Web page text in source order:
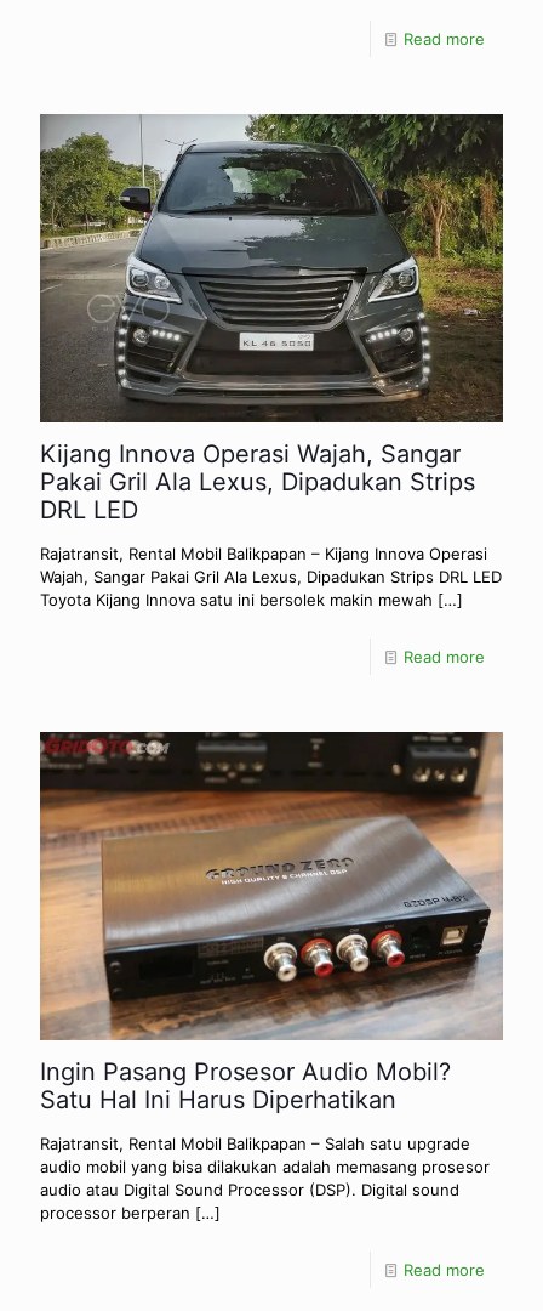
Read more
Kijang Innova Operasi Wajah, Sangar
Pakai Gril Ala Lexus, Dipadukan Strips
DRL LED
Rajatransit, Rental Mobil Balikpapan – Kijang Innova Operasi
Wajah, Sangar Pakai Gril Ala Lexus, Dipadukan Strips DRL LED
Toyota Kijang Innova satu ini bersolek makin mewah […]
Read more
Ingin Pasang Prosesor Audio Mobil?
Satu Hal Ini Harus Diperhatikan
Rajatransit, Rental Mobil Balikpapan – Salah satu upgrade
audio mobil yang bisa dilakukan adalah memasang prosesor
audio atau Digital Sound Processor (DSP). Digital sound
processor berperan […]
Read more